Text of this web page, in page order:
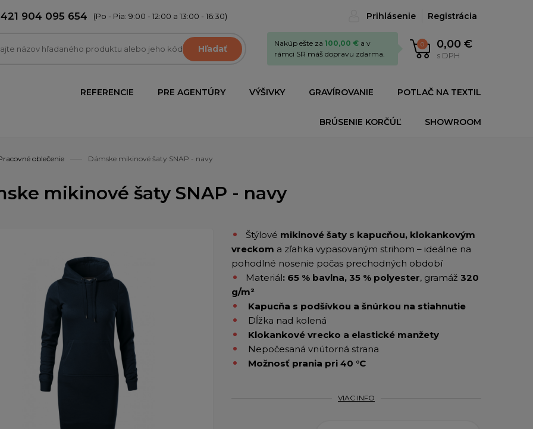
904 095 654 (Po - Pia: 9:00 - 12:00 a 13:00 - 16:30) Prihlásenie Registrácia
Hľadať 0 0,00 €
s DPH
Nakúp ešte za 100,00 € a v
rámci SR máš dopravu zdarma.
REFERENCIE PRE AGENTÚRY VÝŠIVKY GRAVÍROVANIE POTLAČ NA TEXTIL
BRÚSENIE KORČÚĽ SHOWROOM
oblečenie Dámske mikinové šaty SNAP - navy
mikinové šaty SNAP - navy
Štýlové mikinové šaty s kapucňou, klokankovým
vreckom a zľahka vypasovaným strihom – ideálne na
pohodlné nosenie počas prechodných období
Materiál: 65 % bavlna, 35 % polyester, gramáž 320
g/m²
Kapucňa s podšívkou a šnúrkou na stiahnutie
Dĺžka nad kolená
Klokankové vrecko a elastické manžety
Nepočesaná vnútorná strana
Možnosť prania pri 40 °C
VIAC INFO